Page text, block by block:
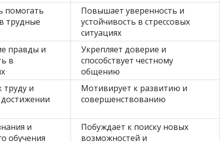
помогать
трудные
Повышает уверенность и
устойчивость в стрессовых
ситуациях
правды и
в
Укрепляет доверие и
способствует честному
общению
труду и
Мотивирует к развитию и
совершенствованию
и
обучения
Побуждает к поиску новых
возможностей и